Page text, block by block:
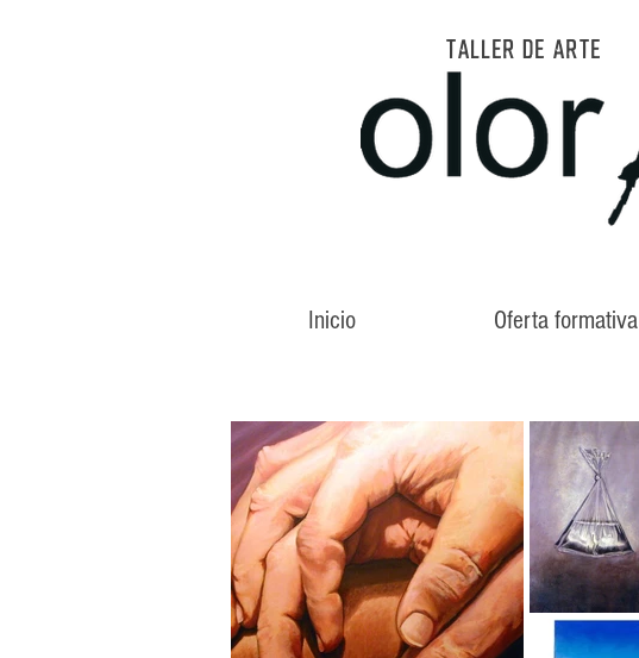
TALLER DE ARTE
Inicio Oferta formativa